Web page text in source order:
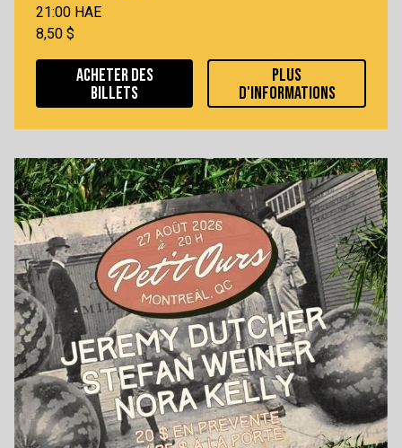
21:00 HAE
8,50 $
ACHETER DES
BILLETS
PLUS
D'INFORMATIONS